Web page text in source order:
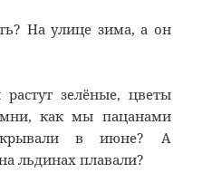
На улице зима, а он
зелёные, цветы
как мы пацанами
в июне? А
льдинах плавали?